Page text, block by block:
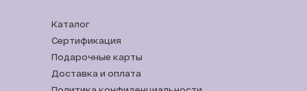
Каталог
Сертификация
Подарочные карты
Доставка и оплата